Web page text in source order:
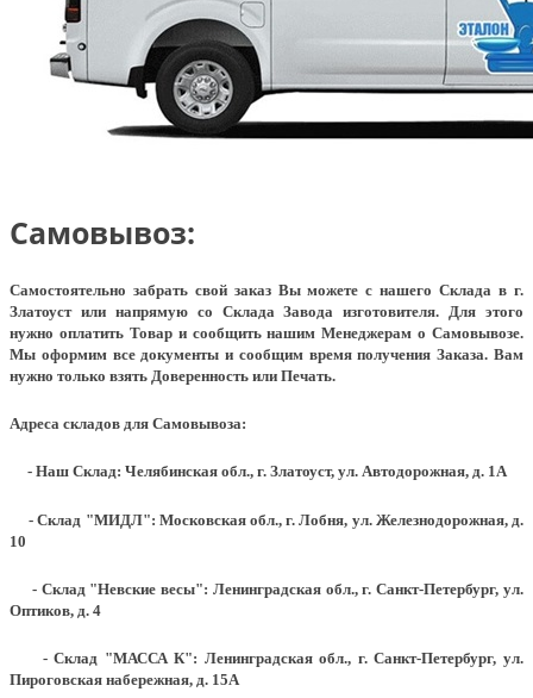
Самовывоз:
Самостоятельно забрать свой заказ Вы можете с нашего Склада в г.
Златоуст или напрямую со Склада Завода изготовителя. Для этого
нужно оплатить Товар и сообщить нашим Менеджерам о Самовывозе.
Мы оформим все документы и сообщим время получения Заказа. Вам
нужно только взять Доверенность или Печать.
Адреса складов для Самовывоза:
- Наш Склад: Челябинская обл., г. Златоуст, ул. Автодорожная, д. 1А
- Склад "МИДЛ": Московская обл., г. Лобня, ул. Железнодорожная, д.
10
- Склад "Невские весы": Ленинградская обл., г. Санкт-Петербург, ул.
Оптиков, д. 4
- Склад "МАССА К": Ленинградская обл., г. Санкт-Петербург, ул.
Пироговская набережная, д. 15А